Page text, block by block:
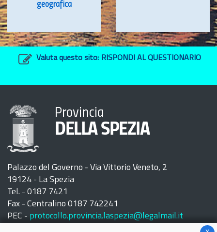
geografica
Valuta questo sito: RISPONDI AL QUESTIONARIO
Provincia
DELLA SPEZIA
Palazzo del Governo - Via Vittorio Veneto, 2
19124 - La Spezia
Tel. - 0187 7421
Fax - Centralino 0187 742241
PEC - protocollo.provincia.laspezia@legalmail.it